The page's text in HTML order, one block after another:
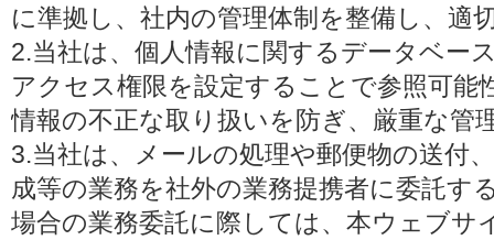
に準拠し、社内の管理体制を整備し、適
2.当社は、個人情報に関するデータベー
アクセス権限を設定することで参照可能
情報の不正な取り扱いを防ぎ、厳重な管
3.当社は、メールの処理や郵便物の送付
成等の業務を社外の業務提携者に委託す
場合の業務委託に際しては、本ウェブサ